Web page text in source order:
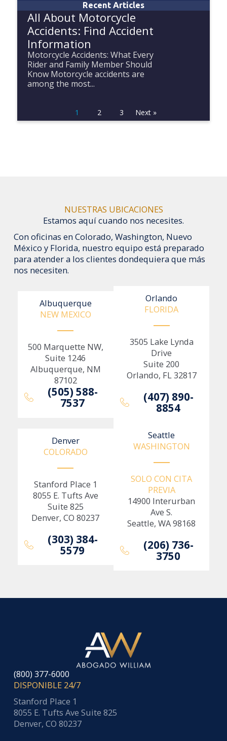
Recent Articles
All About Motorcycle
Accidents: Find Accident
Information
Motorcycle Accidents: What Every
Rider and Family Member Should
Know Motorcycle accidents are
among the most...
1 2 3 Next »
NUESTRAS UBICACIONES
Estamos aquí cuando nos necesites.
Con oficinas en Colorado, Washington, Nuevo
México y Florida, nuestro equipo está preparado
para atender a los clientes dondequiera que más
nos necesiten.
Orlando
FLORIDA
3505 Lake Lynda
Drive
Suite 200
Orlando, FL 32817
(407) 890-
8854
Albuquerque
NEW MEXICO
500 Marquette NW,
Suite 1246
Albuquerque, NM
87102
(505) 588-
7537
Seattle
WASHINGTON
SOLO CON CITA
PREVIA
14900 Interurban
Ave S.
Seattle, WA 98168
(206) 736-
3750
Denver
COLORADO
Stanford Place 1
8055 E. Tufts Ave
Suite 825
Denver, CO 80237
(303) 384-
5579
(800) 377-6000
DISPONIBLE 24/7
Stanford Place 1
8055 E. Tufts Ave Suite 825
Denver, CO 80237